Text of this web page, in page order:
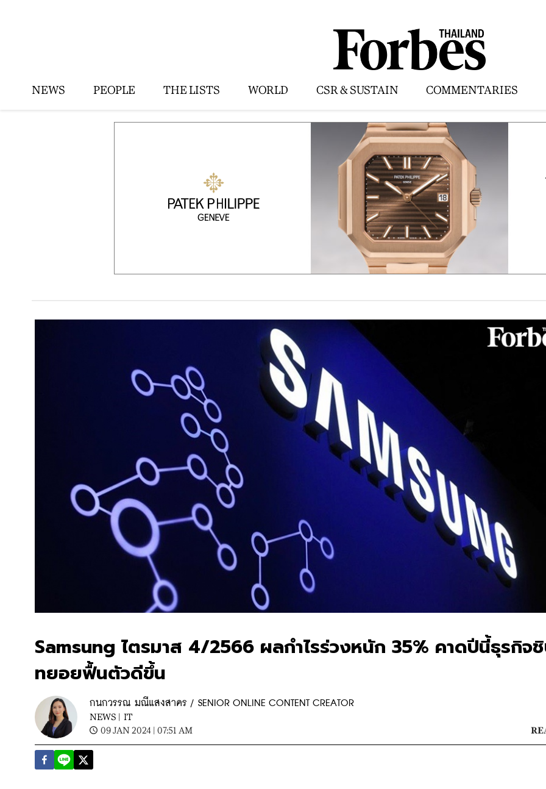
NEWS PEOPLE THE LISTS WORLD CSR & SUSTAIN COMMENTARIES
Samsung ไตรมาส 4/2566 ผลกำไรร่วงหนัก 35% คาดปีนี้ธุรกิจชิ
ทยอยฟื้นตัวดีขึ้น
กนกวรรณ มณีแสงสาคร / SENIOR ONLINE CONTENT CREATOR
NEWS | IT
09 JAN 2024 | 07:51 AM